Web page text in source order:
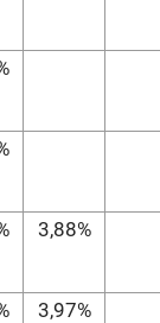
3,88%
3,97%